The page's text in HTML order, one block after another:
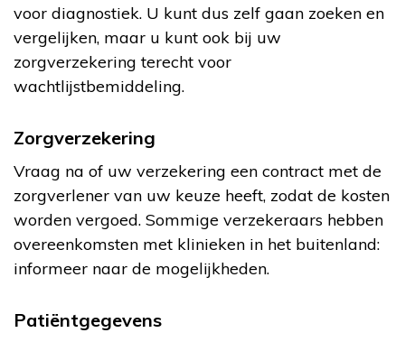
voor diagnostiek. U kunt dus zelf gaan zoeken en
vergelijken, maar u kunt ook bij uw
zorgverzekering terecht voor
wachtlijstbemiddeling.
Zorgverzekering
Vraag na of uw verzekering een contract met de
zorgverlener van uw keuze heeft, zodat de kosten
worden vergoed. Sommige verzekeraars hebben
overeenkomsten met klinieken in het buitenland:
informeer naar de mogelijkheden.
Patiëntgegevens